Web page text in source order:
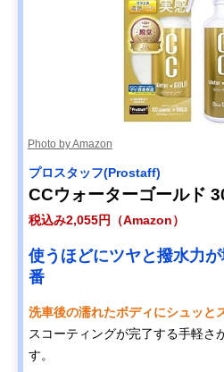
Photo by Amazon
プロスタッフ(Prostaff)
CCウォーターゴールド
税込み2,055円（Amazon）
使うほどにツヤと撥水力
番
洗車後の濡れたボディにシュッと
スコーティングが完了する手軽さ
す。